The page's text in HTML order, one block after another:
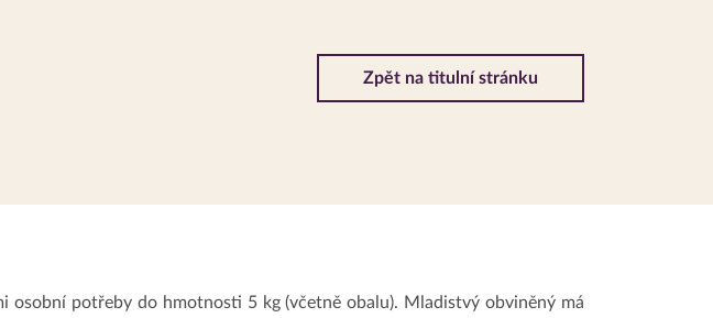
Zpět na titulní stránku
osobní potřeby do hmotnosti 5 kg (včetně obalu). Mladistvý obviněný má